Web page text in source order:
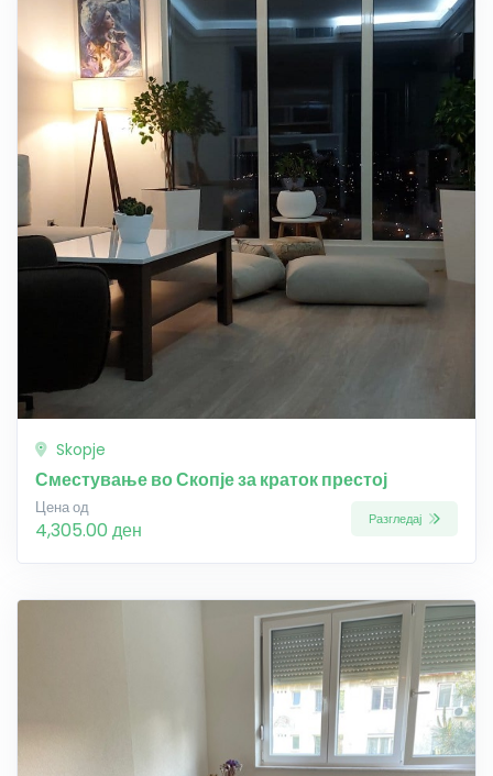
Skopje
Сместување во Скопје за краток престој
Цена од
4,305.00 ден Разгледај